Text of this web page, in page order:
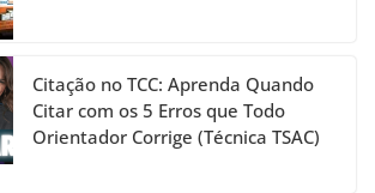
Citação no TCC: Aprenda Quando
Citar com os 5 Erros que Todo
Orientador Corrige (Técnica TSAC)